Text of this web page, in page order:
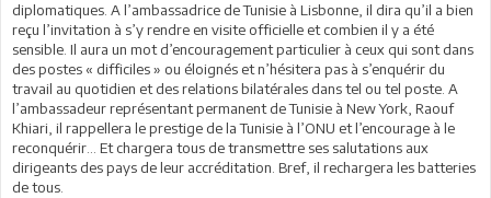
diplomatiques. A l’ambassadrice de Tunisie à Lisbonne, il dira qu’il a bien
reçu l’invitation à s’y rendre en visite officielle et combien il y a été
sensible. Il aura un mot d’encouragement particulier à ceux qui sont dans
des postes « difficiles » ou éloignés et n’hésitera pas à s’enquérir du
travail au quotidien et des relations bilatérales dans tel ou tel poste. A
l’ambassadeur représentant permanent de Tunisie à New York, Raouf
Khiari, il rappellera le prestige de la Tunisie à l’ONU et l’encourage à le
reconquérir... Et chargera tous de transmettre ses salutations aux
dirigeants des pays de leur accréditation. Bref, il rechargera les batteries
de tous.